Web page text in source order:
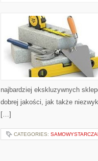
najbardziej ekskluzywnych
dobrej jakości, jak także
[…]
CATEGORIES: